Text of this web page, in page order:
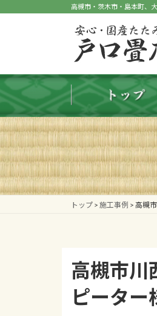
へ
ス
ッ
プ
ョ
ン
移
動
高槻市・茨木市・島本町、
トップ > 施工事例 > 高槻
高槻市
ピーター